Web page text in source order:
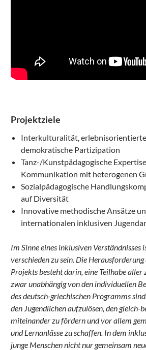
Projektziele
Interkulturalität,
demokratische Partizipation
Tanz-/Kunstpädagogische
Kommunikation mit heterogenen
Sozialpädagogische
auf Diversität
Innovative methodische Ansätze
internationalen inklusiven
Im Sinne eines inklusiven Verständnisses
verschieden zu sein. Die
Projekts besteht darin, eine Teilhabe aller
zwar unabhängig von den individuellen
des deutsch-griechischen Programms
den Jugendlichen aufzulösen, den gleich-
miteinander zu fördern und vor allem
und Lernanlässe zu schaffen. In dem
junge Menschen nicht nur gemeinsam